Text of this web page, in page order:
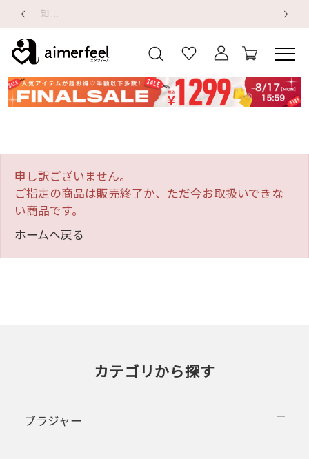
申し訳ございません。
ご指定の商品は販売終了か、ただ今お取扱いできな
い商品です。
ホームへ戻る
カテゴリから探す
ブラジャー